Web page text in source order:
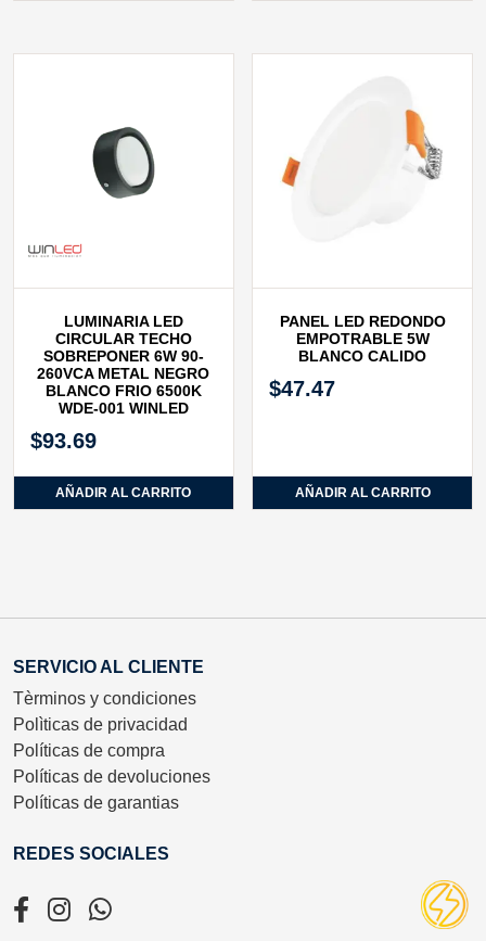
LUMINARIA LED
CIRCULAR TECHO
SOBREPONER 6W 90-
260VCA METAL NEGRO
BLANCO FRIO 6500K
WDE-001 WINLED
$93.69
AÑADIR AL CARRITO
PANEL LED REDONDO
EMPOTRABLE 5W
BLANCO CALIDO
$47.47
AÑADIR AL CARRITO
SERVICIO AL CLIENTE
Tèrminos y condiciones
Polìticas de privacidad
Políticas de compra
Políticas de devoluciones
Políticas de garantias
REDES SOCIALES